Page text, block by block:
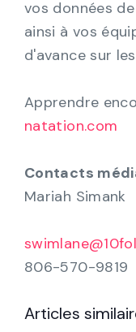
vos données
ainsi à vos
d'avance sur
Apprendre
natation.com
Contacts
Mariah Simank
806-570-9819
Articles